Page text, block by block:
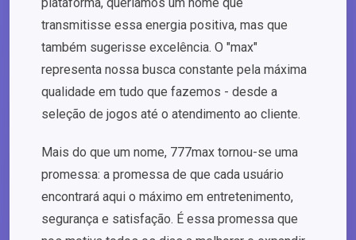
transmitisse essa energia positiva, mas que
também sugerisse excelência. O "max"
representa nossa busca constante pela máxima
qualidade em tudo que fazemos - desde a
seleção de jogos até o atendimento ao cliente.
Mais do que um nome, 777max tornou-se uma
promessa: a promessa de que cada usuário
encontrará aqui o máximo em entretenimento,
segurança e satisfação. É essa promessa que